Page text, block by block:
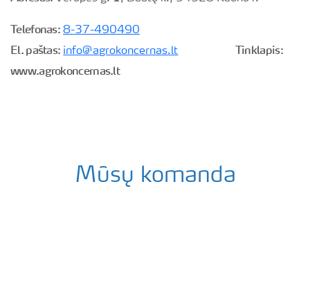
Telefonas: 8-37-490490
El. paštas: info@agrokoncernas.lt
Tinklapis:
www.agrokoncernas.lt
Mūsų komanda